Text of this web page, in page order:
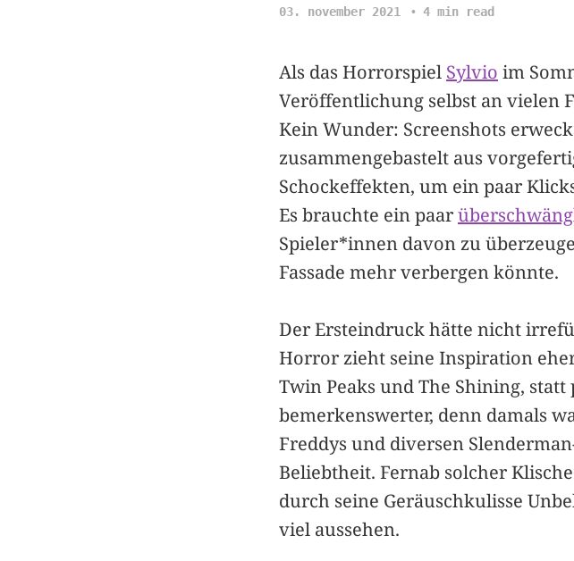
03. november 2021 4 min read
Als das Horrorspiel Sylvio im
Veröffentlichung selbst an vielen
Kein Wunder: Screenshots
zusammengebastelt aus
Schockeffekten, um ein paar
Es brauchte ein paar
Spieler*innen davon zu
Fassade mehr verbergen könnte.
Der Ersteindruck hätte nicht
Horror zieht seine Inspiration
Twin Peaks und The Shining,
bemerkenswerter, denn damals
Freddys und diversen
Beliebtheit. Fernab solcher
durch seine Geräuschkulisse
viel aussehen.